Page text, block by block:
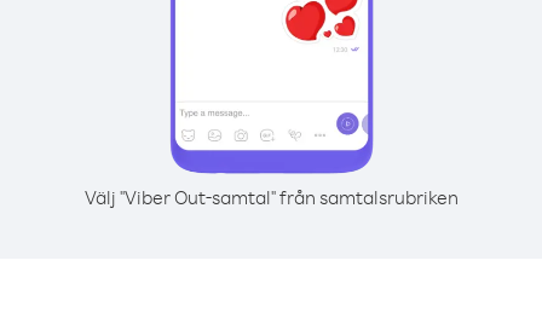
Välj "Viber Out-samtal" från samtalsrubriken